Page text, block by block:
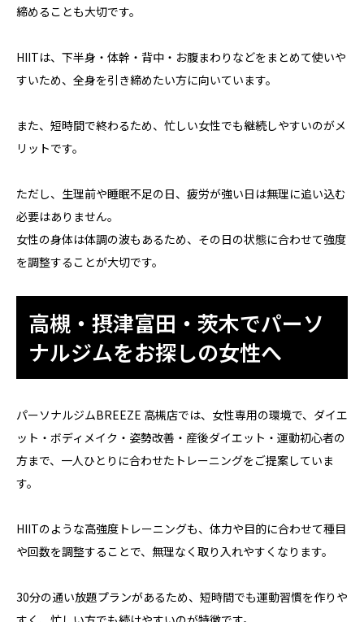
締めることも大切です。
HIITは、下半身・体幹・背中・お腹まわりなどをまとめて使いや
すいため、全身を引き締めたい方に向いています。
また、短時間で終わるため、忙しい女性でも継続しやすいのがメ
リットです。
ただし、生理前や睡眠不足の日、疲労が強い日は無理に追い込む
必要はありません。
女性の身体は体調の波もあるため、その日の状態に合わせて強度
を調整することが大切です。
高槻・摂津富田・茨木でパーソ
ナルジムをお探しの女性へ
パーソナルジムBREEZE 高槻店では、女性専用の環境で、ダイエ
ット・ボディメイク・姿勢改善・産後ダイエット・運動初心者の
方まで、一人ひとりに合わせたトレーニングをご提案していま
す。
HIITのような高強度トレーニングも、体力や目的に合わせて種目
や回数を調整することで、無理なく取り入れやすくなります。
30分の通い放題プランがあるため、短時間でも運動習慣を作りや